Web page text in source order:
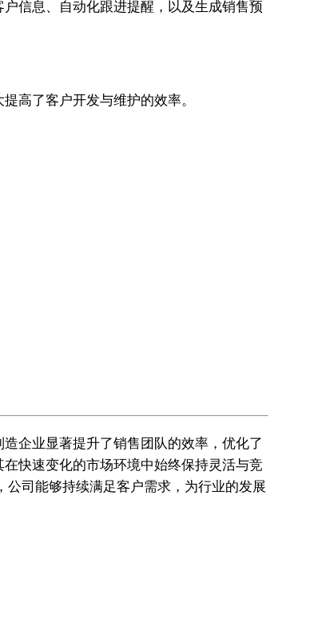
信息、自动化跟进提醒，以及生成销售预
高了客户开发与维护的效率。
企业显著提升了销售团队的效率，优化了
快速变化的市场环境中始终保持灵活与竞
司能够持续满足客户需求，为行业的发展